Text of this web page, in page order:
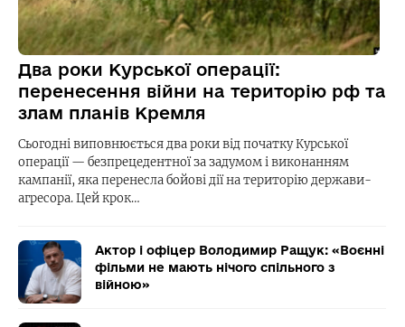
Два роки Курської операції:
перенесення війни на територію рф та
злам планів Кремля
Сьогодні виповнюється два роки від початку Курської
операції — безпрецедентної за задумом і виконанням
кампанії, яка перенесла бойові дії на територію держави-
агресора. Цей крок…
Актор і офіцер Володимир Ращук: «Воєнні
фільми не мають нічого спільного з
війною»